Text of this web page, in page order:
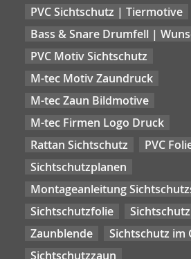
PVC Sichtschutz | Tiermotive
Bass & Snare Drumfell |
PVC Motiv Sichtschutz
M-tec Motiv Zaundruck
M-tec Zaun Bildmotive
M-tec Firmen Logo Druck
Rattan Sichtschutz
PVC
Sichtschutzplanen
Montageanleitung
Sichtschutzfolie
Zaunblende
Sichtschutz im
Sichtschutzzaun